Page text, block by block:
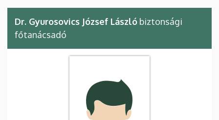
Dr. Gyurosovics József László biztonsági
főtanácsadó